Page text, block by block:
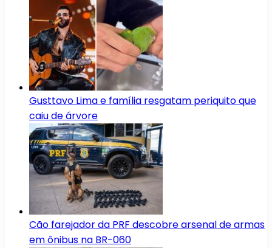
Gusttavo Lima e família resgatam periquito que
caiu de árvore
Cão farejador da PRF descobre arsenal de armas
em ônibus na BR-060